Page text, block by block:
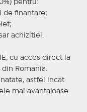
pentru:
de finantare;
achizitiei.
cu acces direct la
Romania.
astfel incat
mai avantajoase